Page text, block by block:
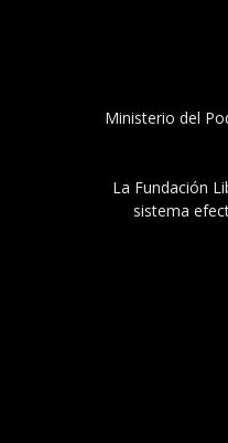
Ministerio del
La Fundación
sistema